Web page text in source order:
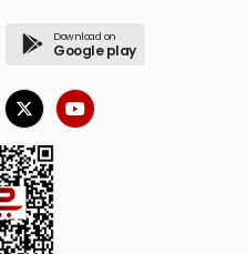
Download on
Google play